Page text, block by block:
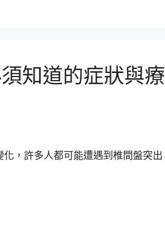
知道的症狀與療
，許多人都可能遭遇到椎間盤突出